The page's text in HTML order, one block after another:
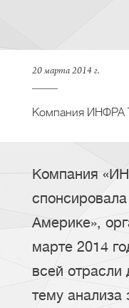
20 марта 2014 г.
Компания ИНФРА
Компания
Америке»,
марте 2014
всей отрасли
тему анализа